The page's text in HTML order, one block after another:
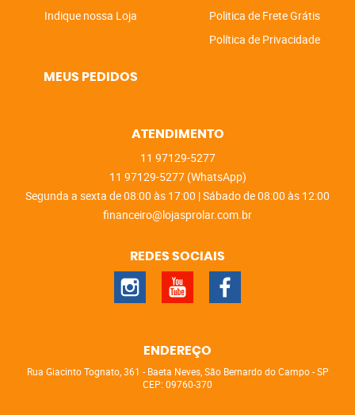
Indique nossa Loja
Politica de Frete Grátis
Política de Privacidade
MEUS PEDIDOS
ATENDIMENTO
11 97129-5277
11 97129-5277 (WhatsApp)
Segunda a sexta de 08:00 às 17:00 | Sábado de 08:00 às 12:00
financeiro@lojasprolar.com.br
REDES SOCIAIS
ENDEREÇO
Rua Giacinto Tognato, 361 - Baeta Neves, São Bernardo do Campo-SP
CEP: 09760-370